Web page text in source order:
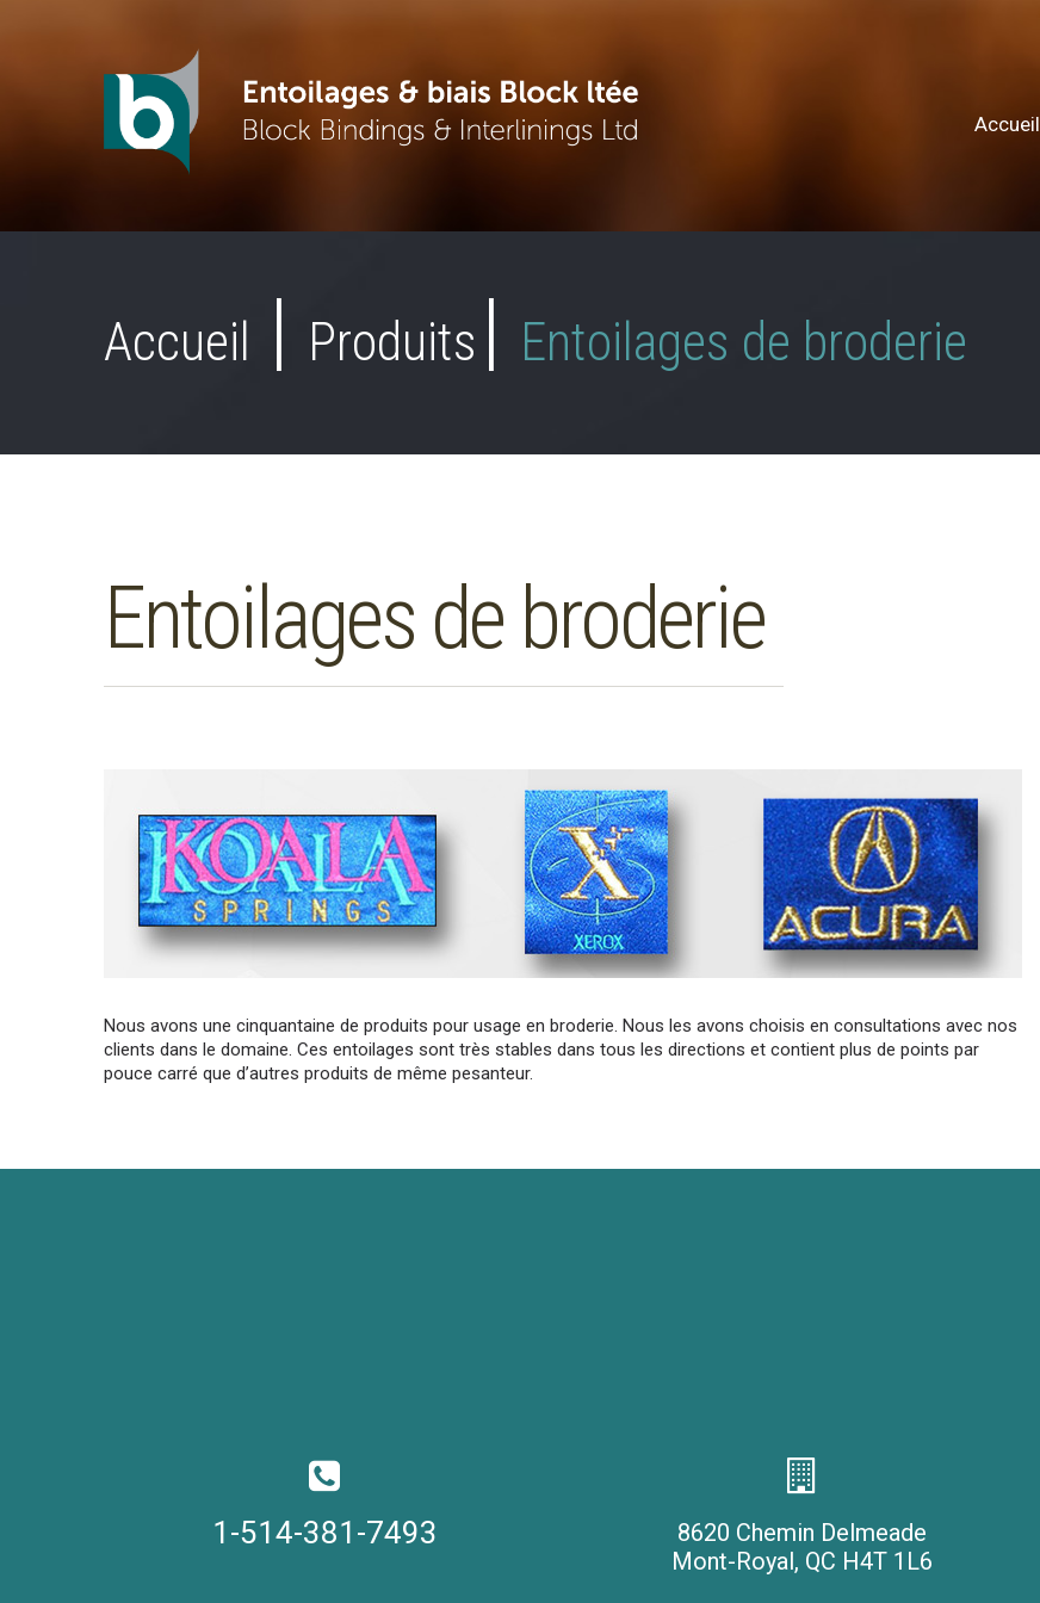
Accueil
Accueil Produits Entoilages de broderie
Entoilages de broderie
Nous avons une cinquantaine de produits pour usage en broderie. Nous les avons choisis en consultations avec nos
clients dans le domaine. Ces entoilages sont très stables dans tous les directions et contient plus de points par
pouce carré que d’autres produits de même pesanteur.
1-514-381-7493
8620 Chemin Delmeade
Mont-Royal, QC H4T 1L6